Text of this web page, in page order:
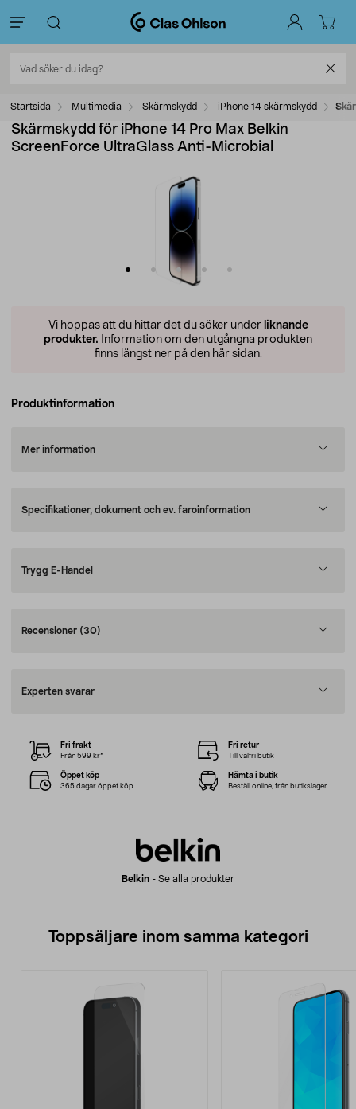
Startsida Multimedia Skärmskydd iPhone 14 skärmskydd
Skärmskydd för iPhone 14 Pro Max Belkin
ScreenForce UltraGlass Anti-Microbial
Vi hoppas att du hittar det du söker under liknande
produkter. Information om den utgångna produkten
finns längst ner på den här sidan.
Produktinformation
Mer information
Specifikationer, dokument och ev. faroinformation
Trygg E-Handel
Recensioner (30)
Experten svarar
Belkin - Se alla produkter
Fri frakt
Från 599 kr*
Fri retur
Till valfri butik
Öppet köp
365 dagar öppet köp
Hämta i butik
Beställ online, från butikslager
Toppsäljare inom samma kategori